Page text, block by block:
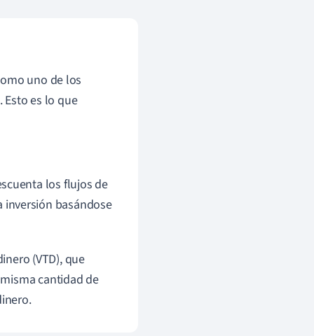
uno de los
. Esto es lo que
los flujos de
inversión basándose
(VTD), que
cantidad de